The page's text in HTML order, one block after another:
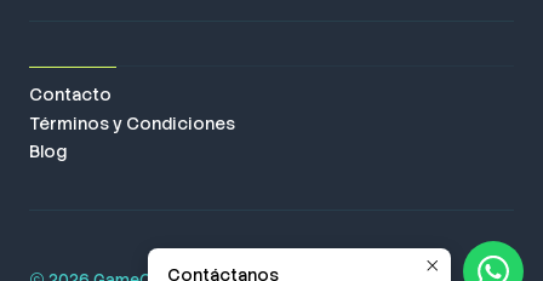
Contacto
Términos y Condiciones
Blog
Contáctanos